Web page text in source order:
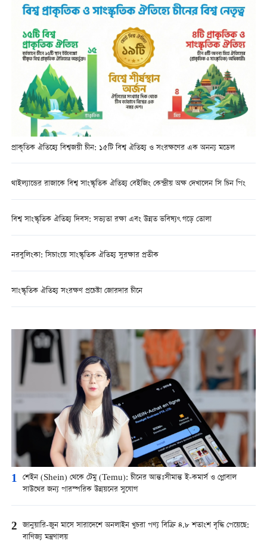
প্রাকৃতিক ঐতিহ্যে বিশ্বজয়ী চীন: ১৫টি বিশ্ব ঐতিহ্য ও সংরক্ষণের এক অনন্য মডেল
থাইল্যান্ডের রাজাকে বিশ্ব সাংস্কৃতিক ঐতিহ্য বেইজিং কেন্দ্রীয় অক্ষ দেখালেন সি চিন পিং
বিশ্ব সাংস্কৃতিক ঐতিহ্য দিবস: সভ্যতা রক্ষা এবং উন্নত ভবিষ্যৎ গড়ে তোলা
নরবুলিংকা: সিচাংয়ে সাংস্কৃতিক ঐতিহ্য সুরক্ষার প্রতীক
সাংস্কৃতিক ঐতিহ্য সংরক্ষণ প্রচেষ্টা জোরদার চীনে
1 শেইন (Shein) থেকে টেমু (Temu): চীনের আন্তঃসীমান্ত ই-কমার্স ও গ্লোবাল
সাউথের জন্য পারস্পরিক উন্নয়নের সুযোগ
2 জানুয়ারি-জুন মাসে সারাদেশে অনলাইন খুচরা পণ্য বিক্রি ৪.৮ শতাংশ বৃদ্ধি পেয়েছে:
বাণিজ্য মন্ত্রণালয়